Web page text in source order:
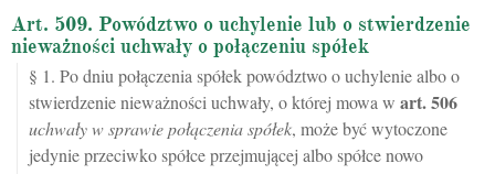
Art. 509. Powództwo o uchylenie lub o stwierdzenie
nieważności uchwały o połączeniu spółek
§ 1. Po dniu połączenia spółek powództwo o uchylenie albo o
stwierdzenie nieważności uchwały, o której mowa w art.506
uchwały w sprawie połączenia spółek, może być wytoczone
jedynie przeciwko spółce przejmującej albo spółce nowo